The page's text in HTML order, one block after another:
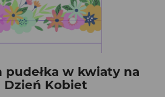
pudełka w kwiaty na
Dzień Kobiet